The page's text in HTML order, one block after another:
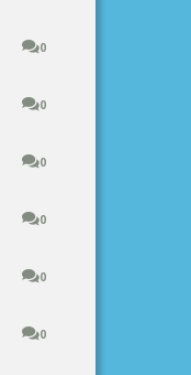
0
0
0
0
0
0